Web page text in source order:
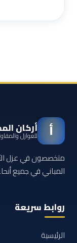
أ أركان
للعوازل
متخصصون في عزل
المباني في جميع
روابط سريعة
الرئيسية